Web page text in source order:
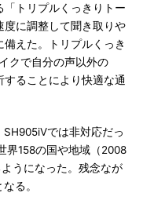
トリプルくっきりトー
度に調整して聞き取りや
えた。トリプルくっき
クで自分の声以外の
ることにより快適な通
では非対応だっ
界158の国や地域（2008
うになった。残念なが
る。